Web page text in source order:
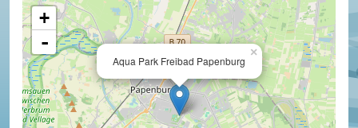
×
Aqua Park Freibad Papenburg
+
-